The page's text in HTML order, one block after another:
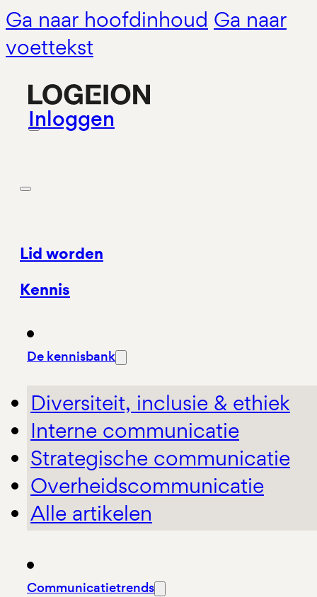
Ga naar hoofdinhoud Ga naar
voettekst
Inloggen
Lid worden
Kennis
De kennisbank
Diversiteit, inclusie & ethiek
Interne communicatie
Strategische communicatie
Overheidscommunicatie
Alle artikelen
Communicatietrends